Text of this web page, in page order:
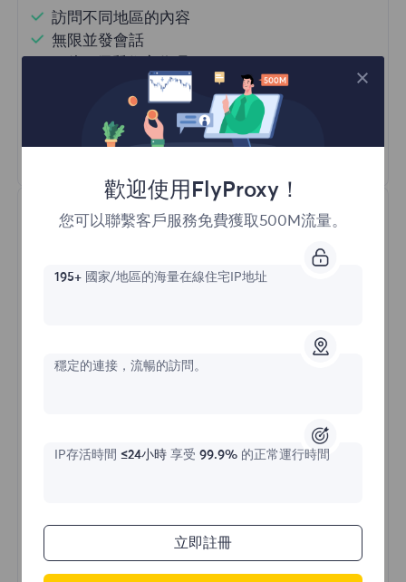
訪問不同地區的內容
無限並發會話
HTTP(S)/SOCKS5
$?/天
立即購買
歡迎使用FlyProxy！
您可以聯繫客戶服務免費獲取500M流量。
195+國家/地區的海量在線住宅IP地址
穩定的連接，流暢的訪問。
IP存活時間 ≤24小時享受 99.9%的正常運行時間
立即註冊